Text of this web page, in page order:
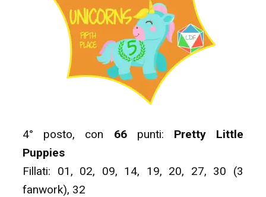
4° posto, con 66punti: Pretty Little
Puppies
Fillati: 01, 02, 09, 14, 19, 20, 27, 30 (3
fanwork), 32